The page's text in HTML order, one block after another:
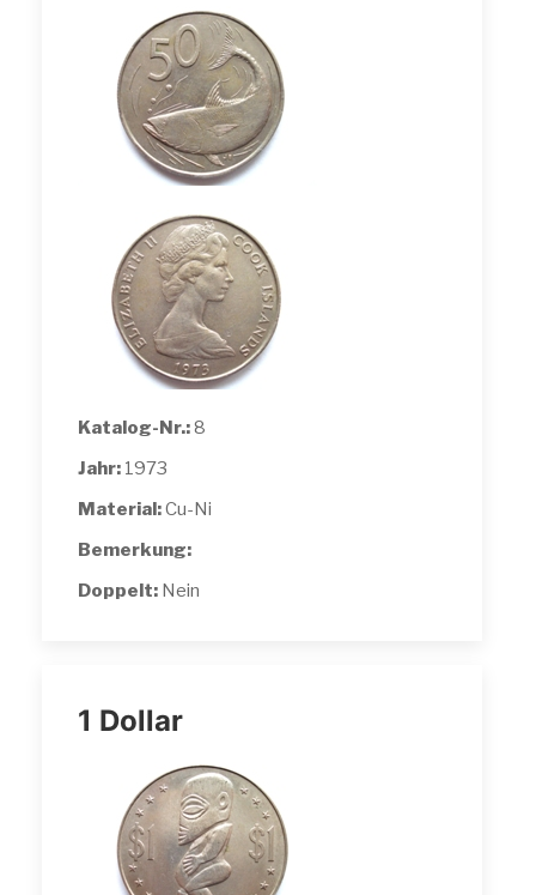
Katalog-Nr.:8
Jahr: 1973
Material:Cu-Ni
Bemerkung:
Doppelt: Nein
1 Dollar